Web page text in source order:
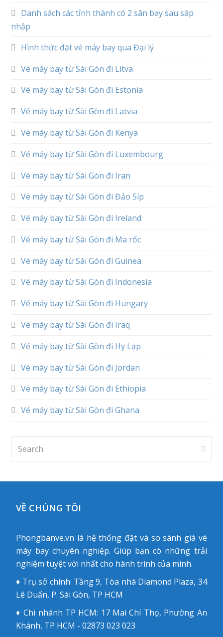
Danh sách các tỉnh thành có 2 sân bay sau sáp
nhập
Hình thức đặt vé máy bay qua Đại lý
Vé máy bay từ Sài Gòn đi Litva
Vé máy bay từ Sài Gòn đi Estonia
Vé máy bay từ Sài Gòn đi Latvia
Vé máy bay từ Sài Gòn đi Kenya
Vé máy bay từ Sài Gòn đi Luxembourg
Vé máy bay từ Sài Gòn đi Iran
Vé máy bay từ Sài Gòn đi Đảo Síp
Vé máy bay từ Sài Gòn đi Ireland
Vé máy bay từ Sài Gòn đi Ma rốc
Vé máy bay từ Sài Gòn đi Guinea
Vé máy bay từ Sài Gòn đi Indonesia
Vé máy bay từ Sài Gòn đi Hungary
Vé máy bay từ Sài Gòn đi Iraq
Vé máy bay từ Sài Gòn đi Hy Lạp
Vé máy bay từ Sài Gòn đi Jordan
Vé máy bay từ Sài Gòn đi Ethiopia
Vé máy bay từ Sài Gòn đi Ghana
VỀ CHÚNG TÔI
Phongbanve.vn là hệ thống đặt và so sánh giá vé
máy bay chuyên nghiệp. Giúp bạn có những trải
nghiệm tuyệt vời nhất cho hành trình của mình.
♦ Trụ sở chính: Tầng 9, Tòa nhà Diamond Plaza, 34
Lê Duẩn, P. Sài Gòn, TP HCM
♦ Chi nhánh TP HCM: 17 Mai Chí Thọ, Phường An
Khánh, TP HCM - 02873 023 023